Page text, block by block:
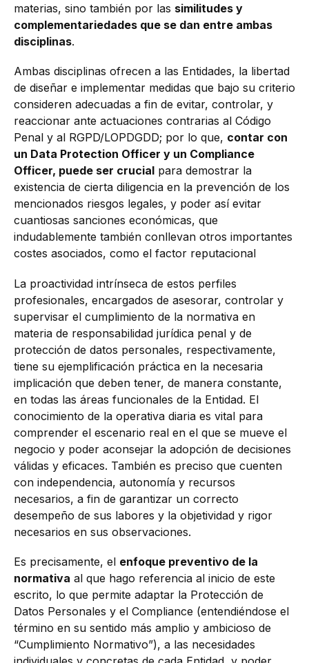
materias, sino también por las similitudes y
complementariedades que se dan entre ambas
disciplinas.
Ambas disciplinas ofrecen a las Entidades, la libertad
de diseñar e implementar medidas que bajo su criterio
consideren adecuadas a fin de evitar, controlar, y
reaccionar ante actuaciones contrarias al Código
Penal y al RGPD/LOPDGDD; por lo que, contar con
un Data Protection Officer y un Compliance
Officer, puede ser crucial para demostrar la
existencia de cierta diligencia en la prevención de los
mencionados riesgos legales, y poder así evitar
cuantiosas sanciones económicas, que
indudablemente también conllevan otros importantes
costes asociados, como el factor reputacional
La proactividad intrínseca de estos perfiles
profesionales, encargados de asesorar, controlar y
supervisar el cumplimiento de la normativa en
materia de responsabilidad jurídica penal y de
protección de datos personales, respectivamente,
tiene su ejemplificación práctica en la necesaria
implicación que deben tener, de manera constante,
en todas las áreas funcionales de la Entidad. El
conocimiento de la operativa diaria es vital para
comprender el escenario real en el que se mueve el
negocio y poder aconsejar la adopción de decisiones
válidas y eficaces. También es preciso que cuenten
con independencia, autonomía y recursos
necesarios, a fin de garantizar un correcto
desempeño de sus labores y la objetividad y rigor
necesarios en sus observaciones.
Es precisamente, el enfoque preventivo de la
normativa al que hago referencia al inicio de este
escrito, lo que permite adaptar la Protección de
Datos Personales y el Compliance (entendiéndose el
término en su sentido más amplio y ambicioso de
“Cumplimiento Normativo”), a las necesidades